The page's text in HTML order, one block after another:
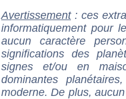
Avertissement: ces
informatiquement pour
aucun caractère
significations des
signes et/ou en
dominantes
moderne. De plus,